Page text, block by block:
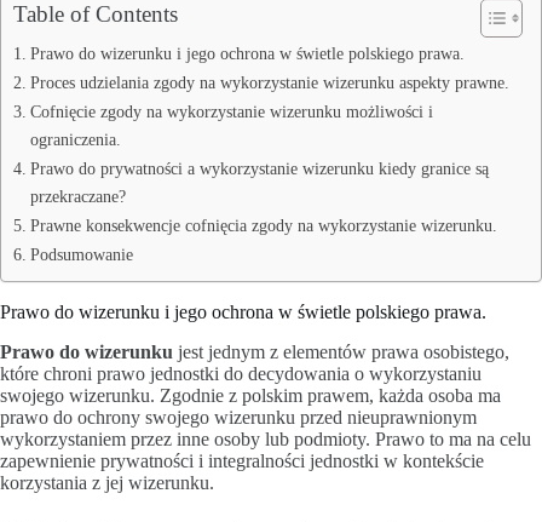
Table of Contents
Prawo do wizerunku i jego ochrona w świetle polskiego prawa.
Proces udzielania zgody na wykorzystanie wizerunku aspekty prawne.
Cofnięcie zgody na wykorzystanie wizerunku możliwości i
ograniczenia.
Prawo do prywatności a wykorzystanie wizerunku kiedy granice są
przekraczane?
Prawne konsekwencje cofnięcia zgody na wykorzystanie wizerunku.
Podsumowanie
Prawo do wizerunku i jego ochrona w świetle polskiego prawa.
Prawo do wizerunku jest jednym z elementów prawa osobistego,
które chroni prawo jednostki do decydowania o wykorzystaniu
swojego wizerunku. Zgodnie z polskim prawem, każda osoba ma
prawo do ochrony swojego wizerunku przed nieuprawnionym
wykorzystaniem przez inne osoby lub podmioty. Prawo to ma na celu
zapewnienie prywatności i integralności jednostki w kontekście
korzystania z jej wizerunku.